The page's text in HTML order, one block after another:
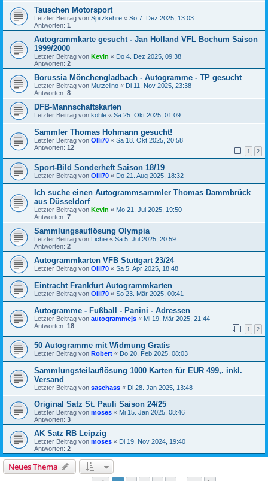
Tauschen Motorsport
Letzter Beitrag von Spitzkehre « So 7. Dez 2025, 13:03
Antworten: 1
Autogrammkarte gesucht - Jan Holland VFL Bochum Saison
1999/2000
Letzter Beitrag von Kevin « Do 4. Dez 2025, 09:38
Antworten: 2
Borussia Mönchengladbach - Autogramme - TP gesucht
Letzter Beitrag von Mutzelino « Di 11. Nov 2025, 23:38
Antworten: 8
DFB-Mannschaftskarten
Letzter Beitrag von kohle « Sa 25. Okt 2025, 01:09
Sammler Thomas Hohmann gesucht!
Letzter Beitrag von Olli70 « Sa 18. Okt 2025, 20:58
Antworten: 12 1 2
Sport-Bild Sonderheft Saison 18/19
Letzter Beitrag von Olli70 « Do 21. Aug 2025, 18:32
Ich suche einen Autogrammsammler Thomas Dammbrück
aus Düsseldorf
Letzter Beitrag von Kevin « Mo 21. Jul 2025, 19:50
Antworten: 7
Sammlungsauflösung Olympia
Letzter Beitrag von Lichie « Sa 5. Jul 2025, 20:59
Antworten: 2
Autogrammkarten VFB Stuttgart 23/24
Letzter Beitrag von Olli70 « Sa 5. Apr 2025, 18:48
Eintracht Frankfurt Autogrammkarten
Letzter Beitrag von Olli70 « So 23. Mär 2025, 00:41
Autogramme - Fußball - Panini - Adressen
Letzter Beitrag von autogrammejs « Mi 19. Mär 2025, 21:44
Antworten: 18 1 2
50 Autogramme mit Widmung Gratis
Letzter Beitrag von Robert « Do 20. Feb 2025, 08:03
Sammlungsteilauflösung 1000 Karten für EUR 499,. inkl.
Versand
Letzter Beitrag von saschass « Di 28. Jan 2025, 13:48
Original Satz St. Pauli Saison 24/25
Letzter Beitrag von moses « Mi 15. Jan 2025, 08:46
Antworten: 3
AK Satz RB Leipzig
Letzter Beitrag von moses « Di 19. Nov 2024, 19:40
Antworten: 2
Neues Thema